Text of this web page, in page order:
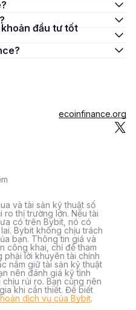
ecoinfinance.org
và tài sản kỹ thuật số
ro thị trường lớn. Nếu tài
có trên Bybit, nó có
Bybit không chịu trách
bạn. Thông tin giá và
công khai, chỉ để tham
phải lời khuyên tài chính
nắm giữ tài sản kỹ thuật
nên đánh giá kỹ tình
rủi ro. Bạn cũng nên
khi cần thiết. Để biết
dịch vụ của Bybit.